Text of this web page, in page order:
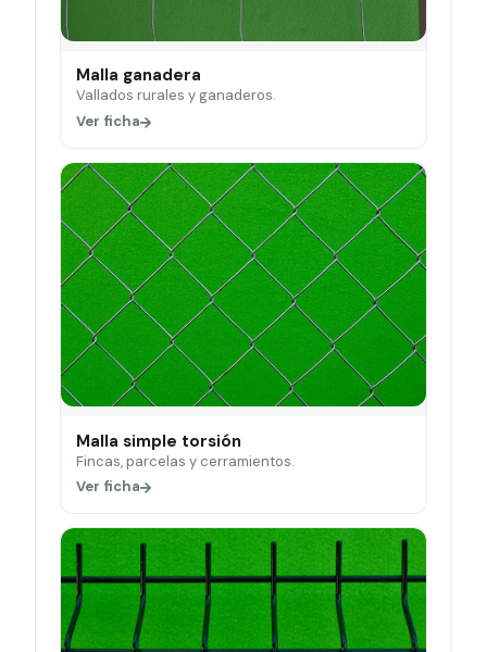
Malla ganadera
Vallados rurales y ganaderos.
Ver ficha
Malla simple torsión
Fincas, parcelas y cerramientos.
Ver ficha